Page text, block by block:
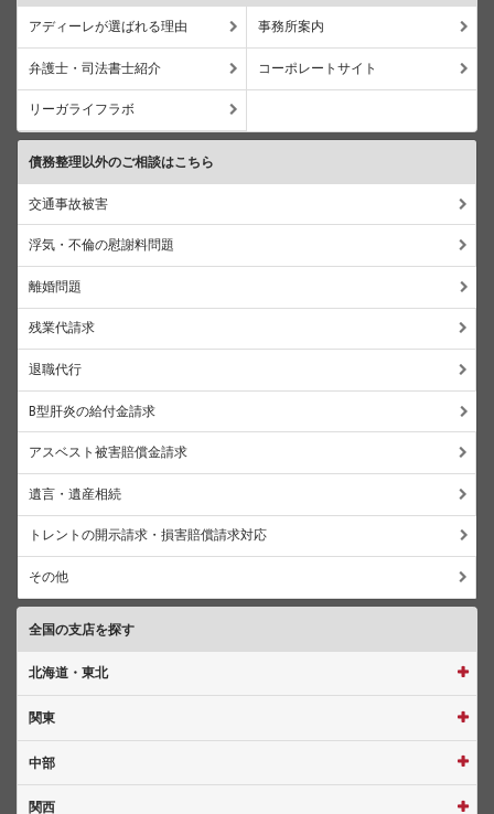
アディーレが選ばれる理由 事務所案内
弁護士・司法書士紹介 コーポレートサイト
リーガライフラボ
債務整理以外のご相談はこちら
交通事故被害
浮気・不倫の慰謝料問題
離婚問題
残業代請求
退職代行
B型肝炎の給付金請求
アスベスト被害賠償金請求
遺言・遺産相続
トレントの開示請求・損害賠償請求対応
その他
全国の支店を探す
北海道・東北
関東
中部
関西